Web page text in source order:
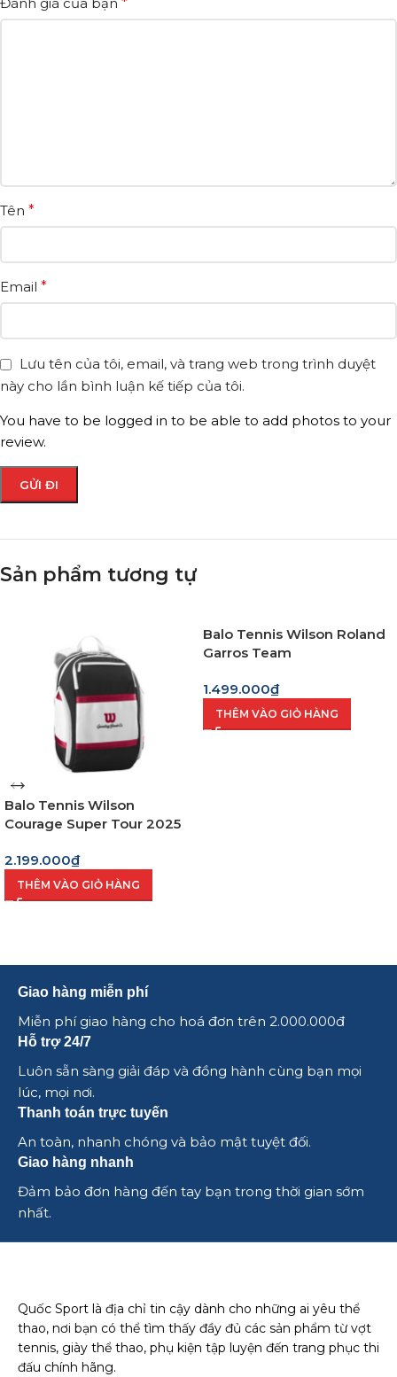
Tên *
Email *
Lưu tên của tôi, email, và trang web trong trình duyệt
này cho lần bình luận kế tiếp của tôi.
You have to be logged in to be able to add photos to your
review.
Sản phẩm tương tự
Balo Tennis Wilson
Courage Super Tour 2025
2.199.000₫
THÊM VÀO GIỎ HÀNG
Balo Tennis Wilson Roland
Garros Team
1.499.000₫
THÊM VÀO GIỎ HÀNG
Giao hàng miễn phí
Miễn phí giao hàng cho hoá đơn trên 2.000.000đ
Hỗ trợ 24/7
Luôn sẵn sàng giải đáp và đồng hành cùng bạn mọi
lúc, mọi nơi.
Thanh toán trực tuyến
An toàn, nhanh chóng và bảo mật tuyệt đối.
Giao hàng nhanh
Đảm bảo đơn hàng đến tay bạn trong thời gian sớm
nhất.
Quốc Sport là địa chỉ tin cậy dành cho những ai yêu thể
thao, nơi bạn có thể tìm thấy đầy đủ các sản phẩm từ vợt
tennis, giày thể thao, phụ kiện tập luyện đến trang phục thi
đấu chính hãng.